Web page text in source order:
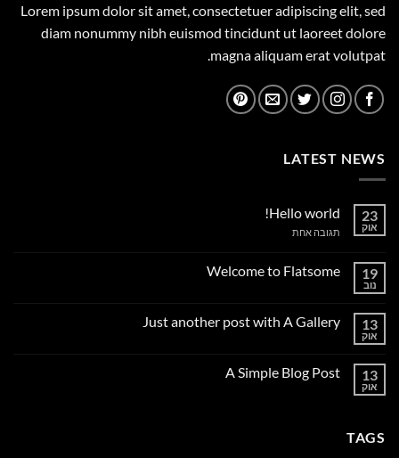
Lorem ipsum dolor sit amet, consectetuer adipiscing elit, sed
diam nonummy nibh euismod tincidunt ut laoreet dolore
magna aliquam erat volutpat.
LATEST NEWS
23
אוק
Hello world!
תגובה אחתעל
19
נוב
Welcome to Flatsome
Welcome
13
אוק
Just another post with A Gallery
Just
13
אוק
A Simple Blog Post
TAGS